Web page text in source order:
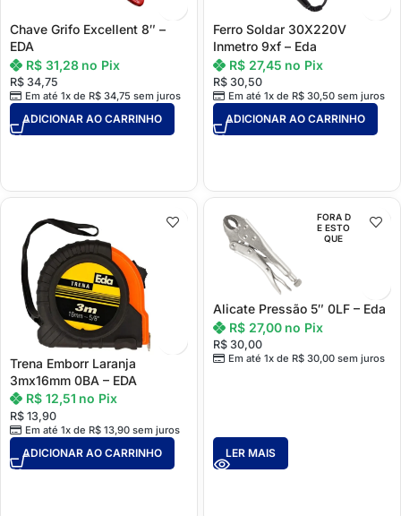
Chave Grifo Excellent 8″ –
EDA
R$ 34,75
Em até 1x de R$34,75 sem juros
R$31,28 no Pix
ADICIONAR AO CARRINHO
Ferro Soldar 30X220V
Inmetro 9xf – Eda
R$ 30,50
Em até 1x de R$30,50sem juros
R$27,45 no Pix
ADICIONAR AO CARRINHO
Trena Emborr Laranja
3mx16mm 0BA – EDA
R$ 13,90
Em até 1x de R$13,90sem juros
R$12,51 no Pix
ADICIONAR AO CARRINHO
FORA D
E ESTO
QUE
Alicate Pressão 5″ 0LF – Eda
R$ 30,00
Em até 1x de R$30,00sem juros
R$27,00 no Pix
LER MAIS